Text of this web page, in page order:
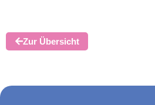
Zur Übersicht